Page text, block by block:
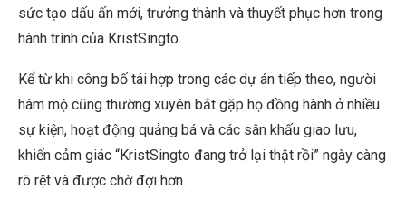
sức tạo dấu ấn mới, trưởng thành và thuyết phục hơn trong
hành trình của KristSingto.
Kể từ khi công bố tái hợp trong các dự án tiếp theo, người
hâm mộ cũng thường xuyên bắt gặp họ đồng hành ở nhiều
sự kiện, hoạt động quảng bá và các sân khấu giao lưu,
khiến cảm giác “KristSingto đang trở lại thật rồi” ngày càng
rõ rệt và được chờ đợi hơn.